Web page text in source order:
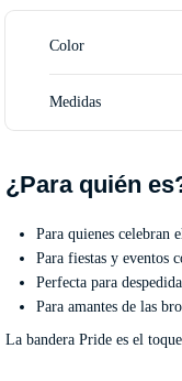
Color
Medidas
¿Para quién
Para quienes celebran
Para fiestas y eventos
Perfecta para
Para amantes de las
La bandera Pride es el